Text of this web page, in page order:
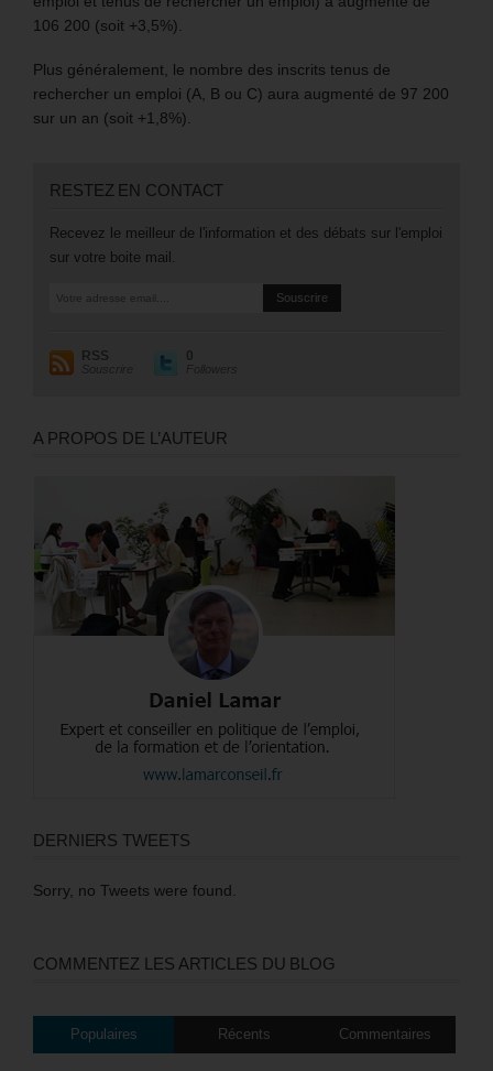
106 200 (soit +3,5%).
Plus généralement, le nombre des inscrits tenus de
rechercher un emploi (A, B ou C) aura augmenté de 97 200
sur un an (soit +1,8%).
RESTEZ EN CONTACT
Recevez le meilleur de l'information et des débats sur l'emploi
sur votre boite mail.
RSS
Souscrire
0
Followers
A PROPOS DE L’AUTEUR
DERNIERS TWEETS
Sorry, no Tweets were found.
COMMENTEZ LES ARTICLES DU BLOG
Populaires Récents Commentaires